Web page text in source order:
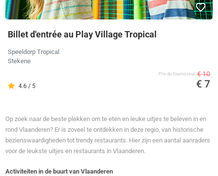
Billet d'entrée au Play Village Tropical
Speeldorp Tropical
Stekene
4.6 / 5
Prix ​​du fournisseur € 10
€ 7
Op zoek naar de beste plekken om te eten en leuke uitjes te beleven in en
rond Vlaanderen? Er is zoveel te ontdekken in deze regio, van historische
bezienswaardigheden tot trendy restaurants. Hier zijn een aantal aanraders
voor de leukste uitjes en restaurants in Vlaanderen.
Activiteiten in de buurt van Vlaanderen